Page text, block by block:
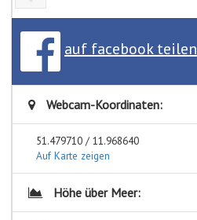
auf facebook teilen
Webcam-Koordinaten:
51.479710 / 11.968640
Auf Karte zeigen
Höhe über Meer: